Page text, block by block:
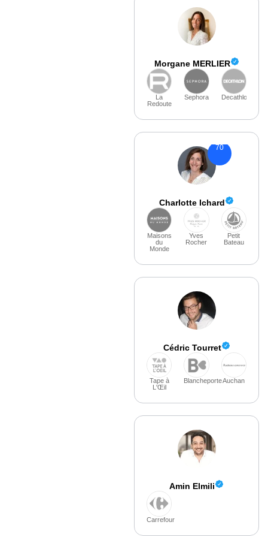
d’un chat en direct ou d’un appel téléphonique, des
possibilités de personnalisation et même l’intégration
Morgane MERLIER
La
Redoute
Sephora Decathlon
70
Charlotte Ichard
Maisons
du
Monde
Yves
Rocher
Petit
Bateau
Cédric Tourret
Tape à
L'Œil
BlancheporteAuchan
Amin Elmili
Carrefour